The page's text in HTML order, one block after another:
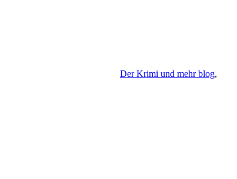
Der Krimi und mehr blog,